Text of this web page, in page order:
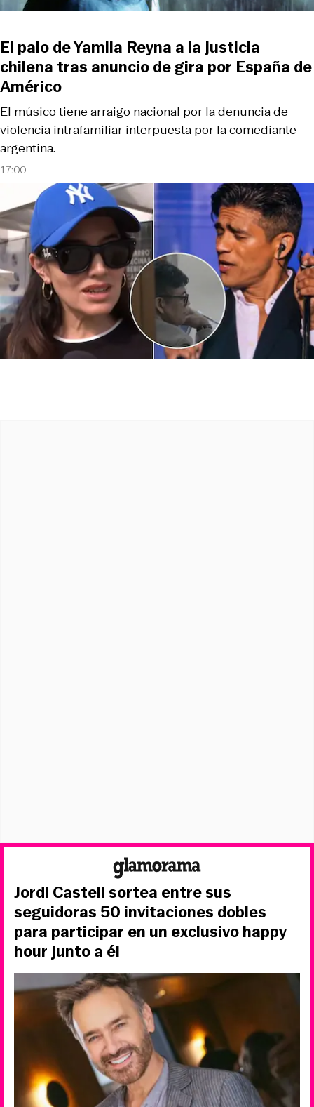
17:00
El músico tiene arraigo nacional por la denuncia de
violencia intrafamiliar interpuesta por la comediante
argentina.
El palo de Yamila Reyna a la justicia
chilena tras anuncio de gira por España de
Américo
Jordi Castell sortea entre sus
seguidoras 50 invitaciones dobles
para participar en un exclusivo happy
hour junto a él